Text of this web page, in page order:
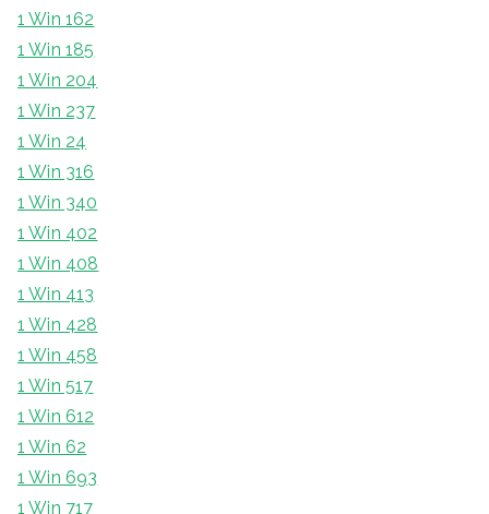
1 Win 162
1 Win 185
1 Win 204
1 Win 237
1 Win 24
1 Win 316
1 Win 340
1 Win 402
1 Win 408
1 Win 413
1 Win 428
1 Win 458
1 Win 517
1 Win 612
1 Win 62
1 Win 693
1 Win 717